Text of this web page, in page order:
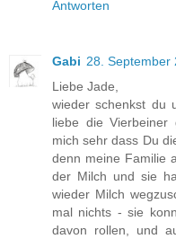
Antworten
Gabi 28. September
Liebe Jade,
wieder schenkst du
liebe die
mich sehr dass Du
denn meine Familie
der Milch und sie
wieder Milch
mal nichts - sie
davon rollen, und